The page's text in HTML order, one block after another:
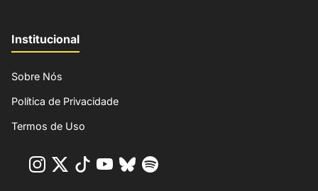
Institucional
Sobre Nós
Política de Privacidade
Termos de Uso